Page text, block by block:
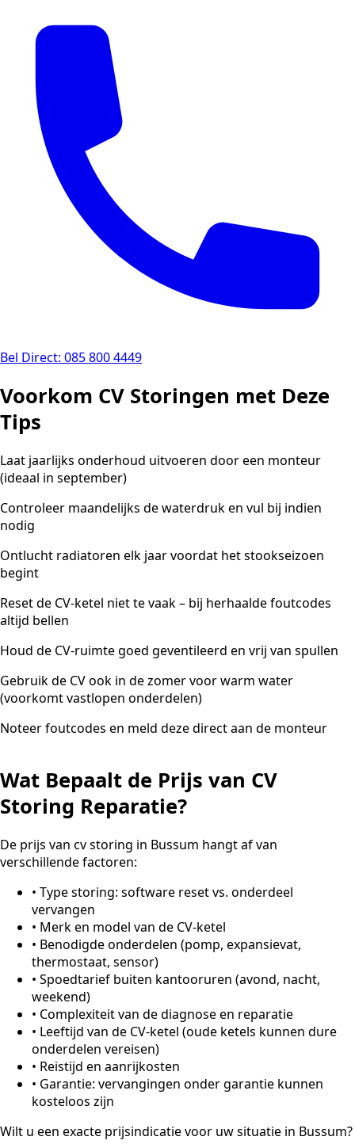
Bel Direct: 085 800 4449
Voorkom CV Storingen met Deze
Tips
Laat jaarlijks onderhoud uitvoeren door een monteur
(ideaal in september)
Controleer maandelijks de waterdruk en vul bij indien
nodig
Ontlucht radiatoren elk jaar voordat het stookseizoen
begint
Reset de CV-ketel niet te vaak – bij herhaalde foutcodes
altijd bellen
Houd de CV-ruimte goed geventileerd en vrij van spullen
Gebruik de CV ook in de zomer voor warm water
(voorkomt vastlopen onderdelen)
Noteer foutcodes en meld deze direct aan de monteur
Wat Bepaalt de Prijs van CV
Storing Reparatie?
De prijs van cv storing in Bussum hangt af van
verschillende factoren:
• Type storing: software reset vs. onderdeel
vervangen
• Merk en model van de CV-ketel
• Benodigde onderdelen (pomp, expansievat,
thermostaat, sensor)
• Spoedtarief buiten kantooruren (avond, nacht,
weekend)
• Complexiteit van de diagnose en reparatie
• Leeftijd van de CV-ketel (oude ketels kunnen dure
onderdelen vereisen)
• Reistijd en aanrijkosten
• Garantie: vervangingen onder garantie kunnen
kosteloos zijn
Wilt u een exacte prijsindicatie voor uw situatie in Bussum?